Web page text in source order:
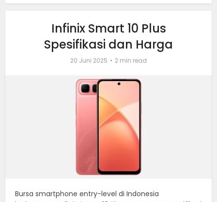
Infinix Smart 10 Plus
Spesifikasi dan Harga
20 Juni 2025 2 min read
Bursa smartphone entry-level di Indonesia